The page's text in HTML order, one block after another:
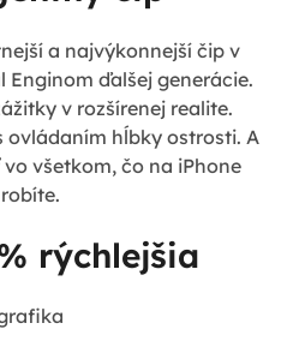
a najvýkonnejší čip v
Enginom ďalšej generácie.
v rozšírenej realite.
ovládaním hĺbky ostrosti. A
všetkom, čo na iPhone
robíte.
rýchlejšia